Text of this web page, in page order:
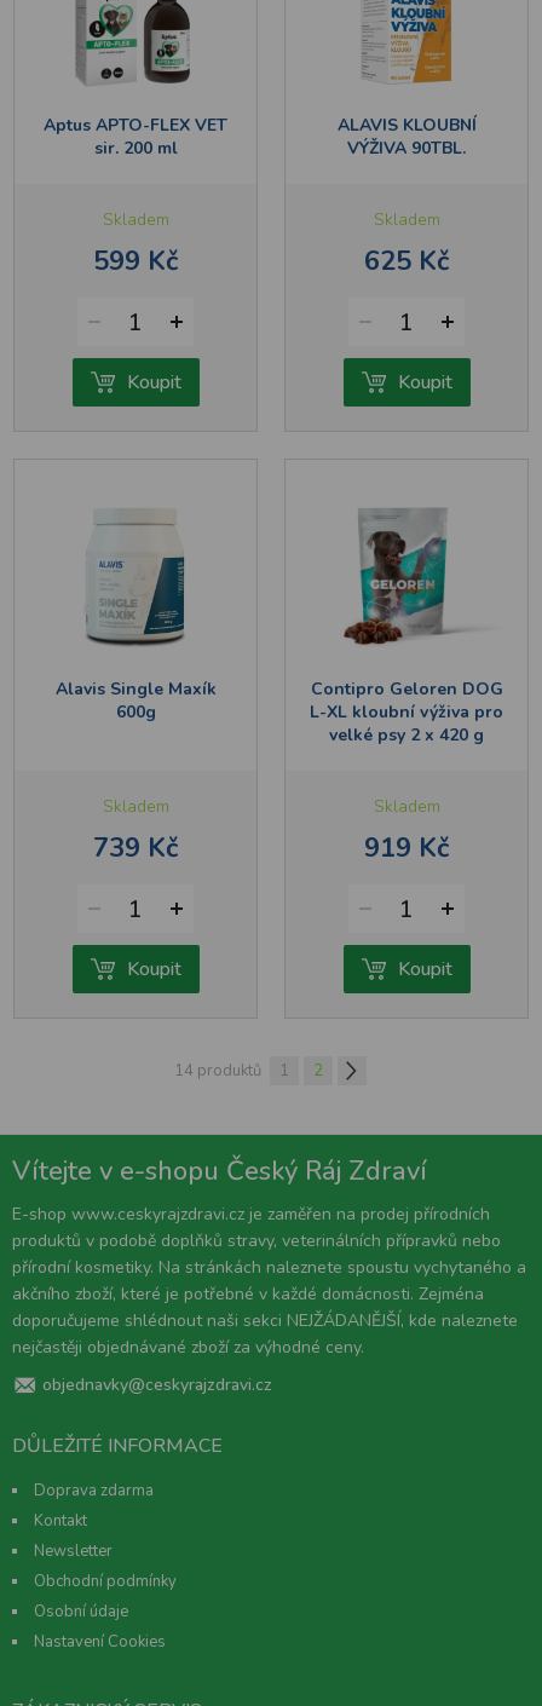
Aptus APTO-FLEX VET
sir. 200 ml
Skladem
599 Kč
1
Koupit
ALAVIS KLOUBNÍ
VÝŽIVA 90TBL.
Skladem
625 Kč
1
Koupit
Alavis Single Maxík
600g
Skladem
739 Kč
1
Koupit
Contipro Geloren DOG
L-XL kloubní výživa pro
velké psy 2 x 420 g
Skladem
919 Kč
1
Koupit
14 produktů 1 2
Vítejte v e-shopu Český Ráj Zdraví
E-shop www.ceskyrajzdravi.cz je zaměřen na prodej přírodních
produktů v podobě doplňků stravy, veterinálních přípravků nebo
přírodní kosmetiky. Na stránkách naleznete spoustu vychytaného a
akčního zboží, které je potřebné v každé domácnosti. Zejména
doporučujeme shlédnout naši sekci NEJŽÁDANĚJŠÍ, kde naleznete
nejčastěji objednávané zboží za výhodné ceny.
objednavky@ceskyrajzdravi.cz
DŮLEŽITÉ INFORMACE
Doprava zdarma
Kontakt
Newsletter
Obchodní podmínky
Osobní údaje
Nastavení Cookies